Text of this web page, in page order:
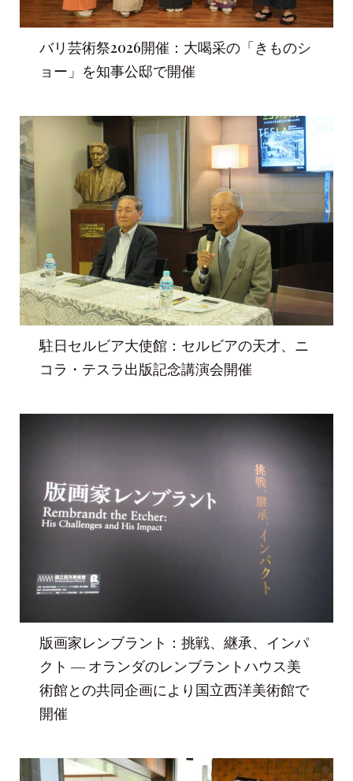
バリ芸術祭2026開催：大喝采の「きものシ
ョー」を知事公邸で開催
駐日セルビア大使館：セルビアの天才、ニ
コラ・テスラ出版記念講演会開催
版画家レンブラント：挑戦、継承、インパ
クト ― オランダのレンブラントハウス美
術館との共同企画により国立西洋美術館で
開催